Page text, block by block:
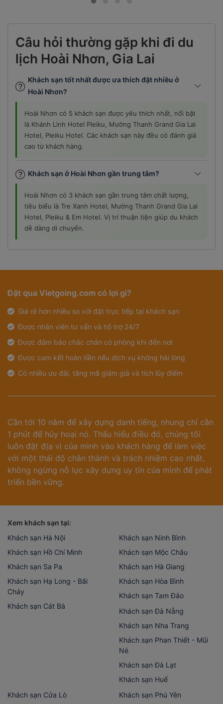
Câu hỏi thường gặp khi đi du
lịch Hoài Nhơn, Gia Lai
Khách sạn tốt nhất được ưa thích đặt nhiều ở
Hoài Nhơn?
Hoài Nhơn có 5 khách sạn được yêu thích nhất, nổi bật
là Khánh Linh Hotel Pleiku, Mường Thanh Grand Gia Lai
Hotel, Pleiku Hotel. Các khách sạn này đều có đánh giá
cao từ khách hàng.
Khách sạn ở Hoài Nhơn gần trung tâm?
Hoài Nhơn có 3 khách sạn gần trung tâm chất lượng,
tiêu biểu là Tre Xanh Hotel, Mường Thanh Grand Gia Lai
Hotel, Pleiku & Em Hotel. Vị trí thuận tiện giúp du khách
dễ dàng di chuyển.
Đặt qua Vietgoing.com có lợi gì?
Giá rẻ hơn nhiều so với đặt trực tiếp tại khách sạn
Được nhân viên tư vấn và hỗ trợ 24/7
Được đảm bảo chắc chắn có phòng khi đến nơi
Được cam kết hoàn tiền nếu dịch vụ không hài lòng
Có nhiều ưu đãi, tặng mã giảm giá và tích lũy điểm
Cần tới 10 năm để xây dựng danh tiếng, nhưng chỉ cần
1 phút để hủy hoại nó. Thấu hiểu điều đó, chúng tôi
luôn đặt địa vị của mình vào khách hàng để làm việc
với một thái độ chân thành và trách nhiệm cao nhất,
không ngừng nỗ lực xây dựng uy tín của mình để phát
triển bền vững.
Xem khách sạn tại:
Khách sạn Hà Nội
Khách sạn Hồ Chí Minh
Khách sạn Sa Pa
Khách sạn Hạ Long - Bãi
Cháy
Khách sạn Cát Bà
Khách sạn Ninh Bình
Khách sạn Mộc Châu
Khách sạn Hà Giang
Khách sạn Hòa Bình
Khách sạn Tam Đảo
Khách sạn Đà Nẵng
Khách sạn Nha Trang
Khách sạn Phan Thiết - Mũi
Né
Khách sạn Đà Lạt
Khách sạn Huế
Khách sạn Cửa Lò
Khách sạn Phú Yên